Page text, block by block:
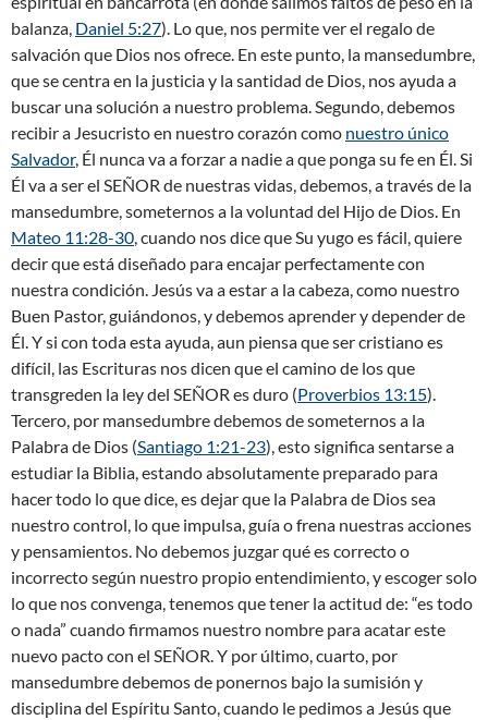
balanza, Daniel 5:27). Lo que, nos permite ver el regalo de
salvación que Dios nos ofrece. En este punto, la mansedumbre,
que se centra en la justicia y la santidad de Dios, nos ayuda a
buscar una solución a nuestro problema. Segundo, debemos
recibir a Jesucristo en nuestro corazón como nuestro único
Salvador, Él nunca va a forzar a nadie a que ponga su fe en Él. Si
Él va a ser el SEÑOR de nuestras vidas, debemos, a través de la
mansedumbre, someternos a la voluntad del Hijo de Dios. En
Mateo 11:28-30, cuando nos dice que Su yugo es fácil, quiere
decir que está diseñado para encajar perfectamente con
nuestra condición. Jesús va a estar a la cabeza, como nuestro
Buen Pastor, guiándonos, y debemos aprender y depender de
Él. Y si con toda esta ayuda, aun piensa que ser cristiano es
difícil, las Escrituras nos dicen que el camino de los que
transgreden la ley del SEÑOR es duro (Proverbios 13:15).
Tercero, por mansedumbre debemos de someternos a la
Palabra de Dios (Santiago 1:21-23), esto significa sentarse a
estudiar la Biblia, estando absolutamente preparado para
hacer todo lo que dice, es dejar que la Palabra de Dios sea
nuestro control, lo que impulsa, guía o frena nuestras acciones
y pensamientos. No debemos juzgar qué es correcto o
incorrecto según nuestro propio entendimiento, y escoger solo
lo que nos convenga, tenemos que tener la actitud de: “es todo
o nada” cuando firmamos nuestro nombre para acatar este
nuevo pacto con el SEÑOR. Y por último, cuarto, por
mansedumbre debemos de ponernos bajo la sumisión y
disciplina del Espíritu Santo, cuando le pedimos a Jesús que